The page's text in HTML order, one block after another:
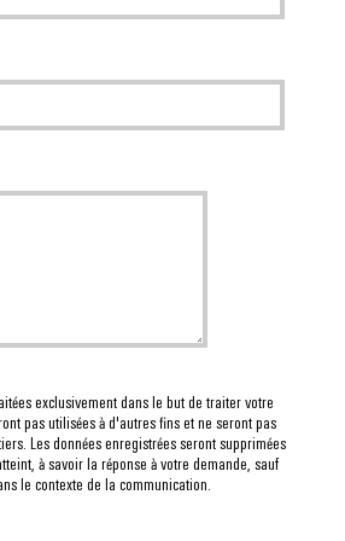
exclusivement dans le but de traiter votre
pas utilisées à d'autres fins et ne seront pas
Les données enregistrées seront supprimées
à savoir la réponse à votre demande, sauf
le contexte de la communication.